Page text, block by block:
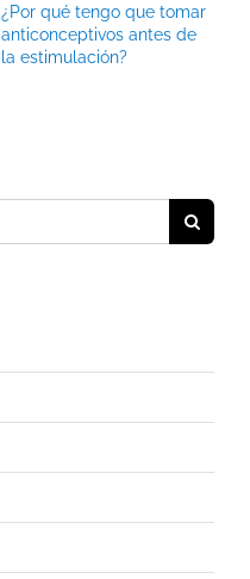
¿Por qué tengo que tomar
anticonceptivos antes de
la estimulación?